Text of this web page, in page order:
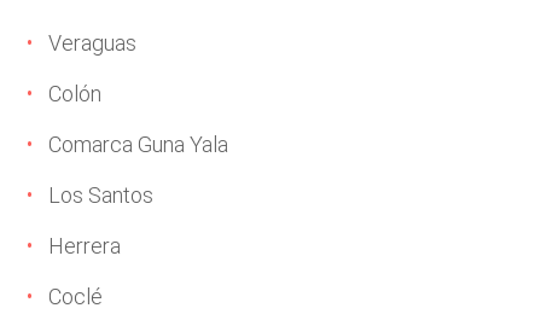
Veraguas
Colón
Comarca Guna Yala
Los Santos
Herrera
Coclé